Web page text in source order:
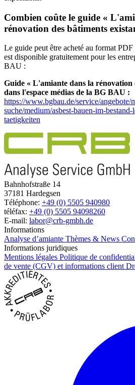
Combien coûte le guide «
rénovation des bâtiments
Le guide peut être acheté au format
est disponible gratuitement pour les
BAU :
Guide « L'amiante dans la rénovation
dans l'espace médias de la BG BAU :
https://www.bgbau.de/service/angebote/
suche/medium/asbest-bauen-im-
taetigkeiten
Bahnhofstraße 14
37181 Hardegsen
Téléphone: +49 (0) 5505 940980
téléfax: +49 (0) 5505 94098260
E-mail: labor@crb-gmbh.de
Informations
Analyse d’amiante Thèmes & News
Informations juridiques
Mentions légales Politique de
de vente (CGV) et informations client